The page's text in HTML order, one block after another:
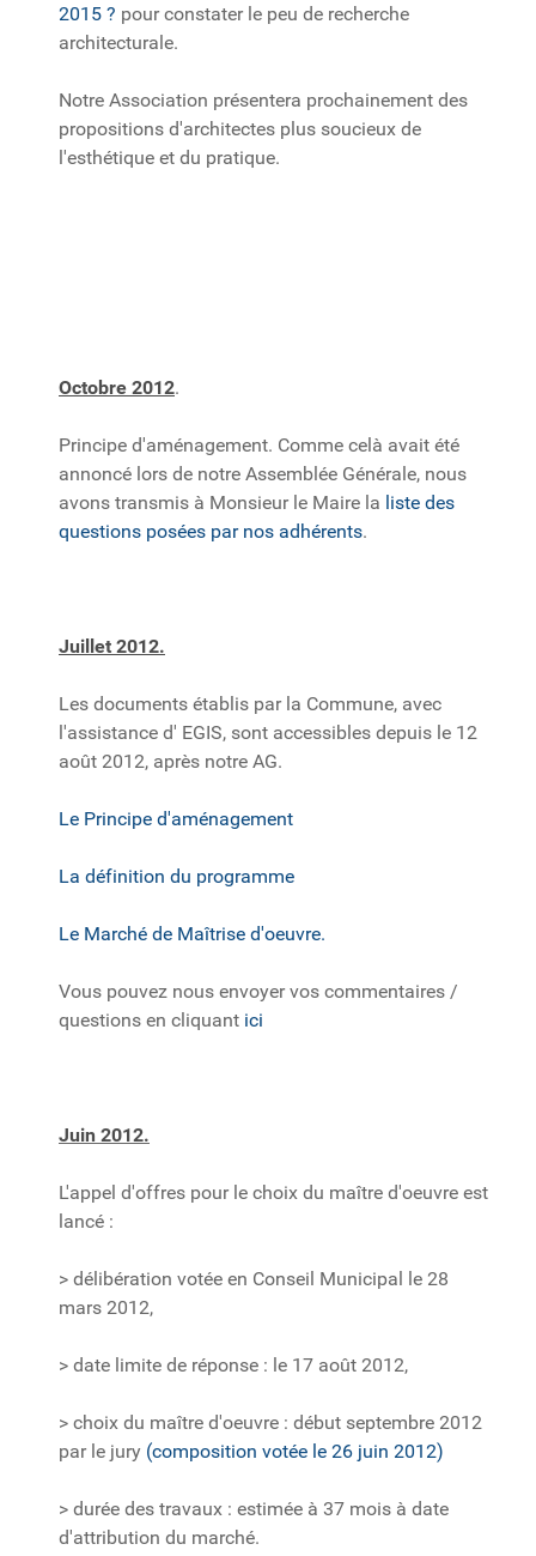
2015 ? pour constater le peu de recherche
architecturale.
Notre Association présentera prochainement des
propositions d'architectes plus soucieux de
l'esthétique et du pratique.
Octobre 2012.
Principe d'aménagement. Comme celà avait été
annoncé lors de notre Assemblée Générale, nous
avons transmis à Monsieur le Maire la liste des
questions posées par nos adhérents.
Juillet 2012.
Les documents établis par la Commune, avec
l'assistance d' EGIS, sont accessibles depuis le 12
août 2012, après notre AG.
Le Principe d'aménagement
La définition du programme
Le Marché de Maîtrise d'oeuvre.
Vous pouvez nous envoyer vos commentaires /
questions en cliquant ici
Juin 2012.
L'appel d'offres pour le choix du maître d'oeuvre est
lancé :
> délibération votée en Conseil Municipal le 28
mars 2012,
> date limite de réponse : le 17 août 2012,
> choix du maître d'oeuvre : début septembre 2012
par le jury (composition votée le 26 juin 2012)
> durée des travaux : estimée à 37 mois à date
d'attribution du marché.